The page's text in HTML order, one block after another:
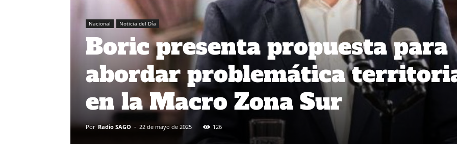
Nacional Noticia del Día
Boric presenta propuesta para
abordar problemática
en la Macro Zona Sur
Por Radio SAGO - 22 de mayo de 2025 126